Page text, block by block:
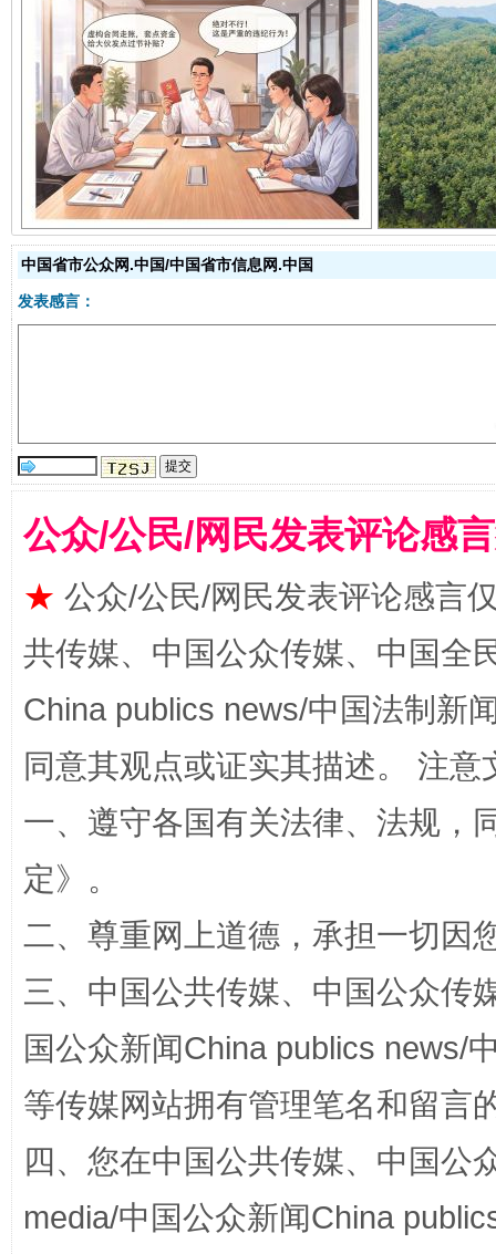
揭开“小金库”的免责幌子
阿坝州三大球赛在茂县开幕 规模
中国省市公众网.中国/中国省市信息网.中国
发表感言：
公众/公民/网民发表评论感
★ 公众/公民/网民发表评论感言
共传媒、中国公众传媒、中国全
China publics news/中国法制新
同意其观点或证实其描述。 注
一、遵守各国有关法律、法规，
定》。
二、尊重网上道德，承担一切因
三、中国公共传媒、中国公众传
国公众新闻China publics news/
等传媒网站拥有管理笔名和留言
四、您在中国公共传媒、中国公
media/中国公众新闻China